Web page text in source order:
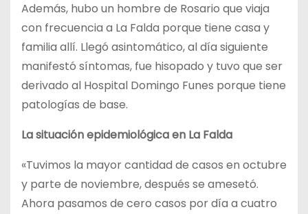
Además, hubo un hombre de Rosario que viaja
con frecuencia a La Falda porque tiene casa y
familia allí. Llegó asintomático, al día siguiente
manifestó síntomas, fue hisopado y tuvo que ser
derivado al Hospital Domingo Funes porque tiene
patologías de base.
La situación epidemiológica en La Falda
«Tuvimos la mayor cantidad de casos en octubre
y parte de noviembre, después se amesetó.
Ahora pasamos de cero casos por día a cuatro